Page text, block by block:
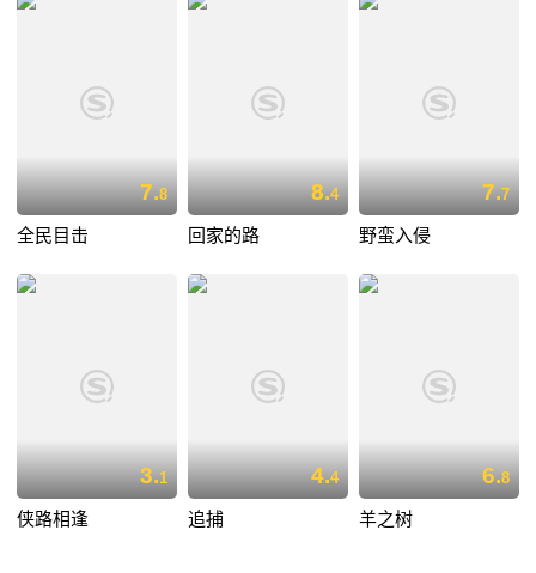
7.8
全民目击
8.4
回家的路
7.7
野蛮入侵
3.1
侠路相逢
4.4
追捕
6.8
羊之树